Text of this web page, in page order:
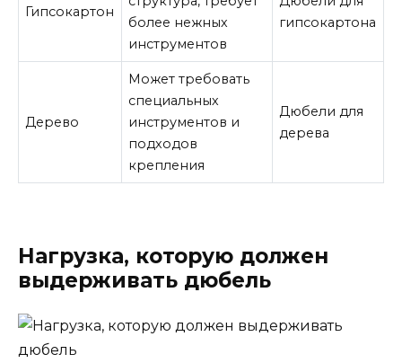
Гипсокартон
более нежных
инструментов
гипсокартона
Дерево
Может требовать
специальных
инструментов и
подходов
крепления
Дюбели для
дерева
Нагрузка, которую должен
выдерживать дюбель